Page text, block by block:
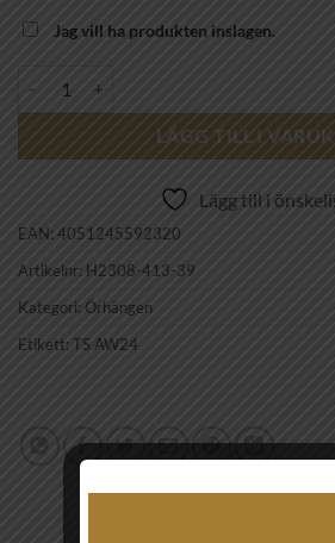
Jag vill ha produkten inslagen.
LÄGG TILL I
Lägg till i
EAN: 4051245592320
Artikelnr: H2308-413-39
Kategori: Örhängen
Etikett: TS AW24